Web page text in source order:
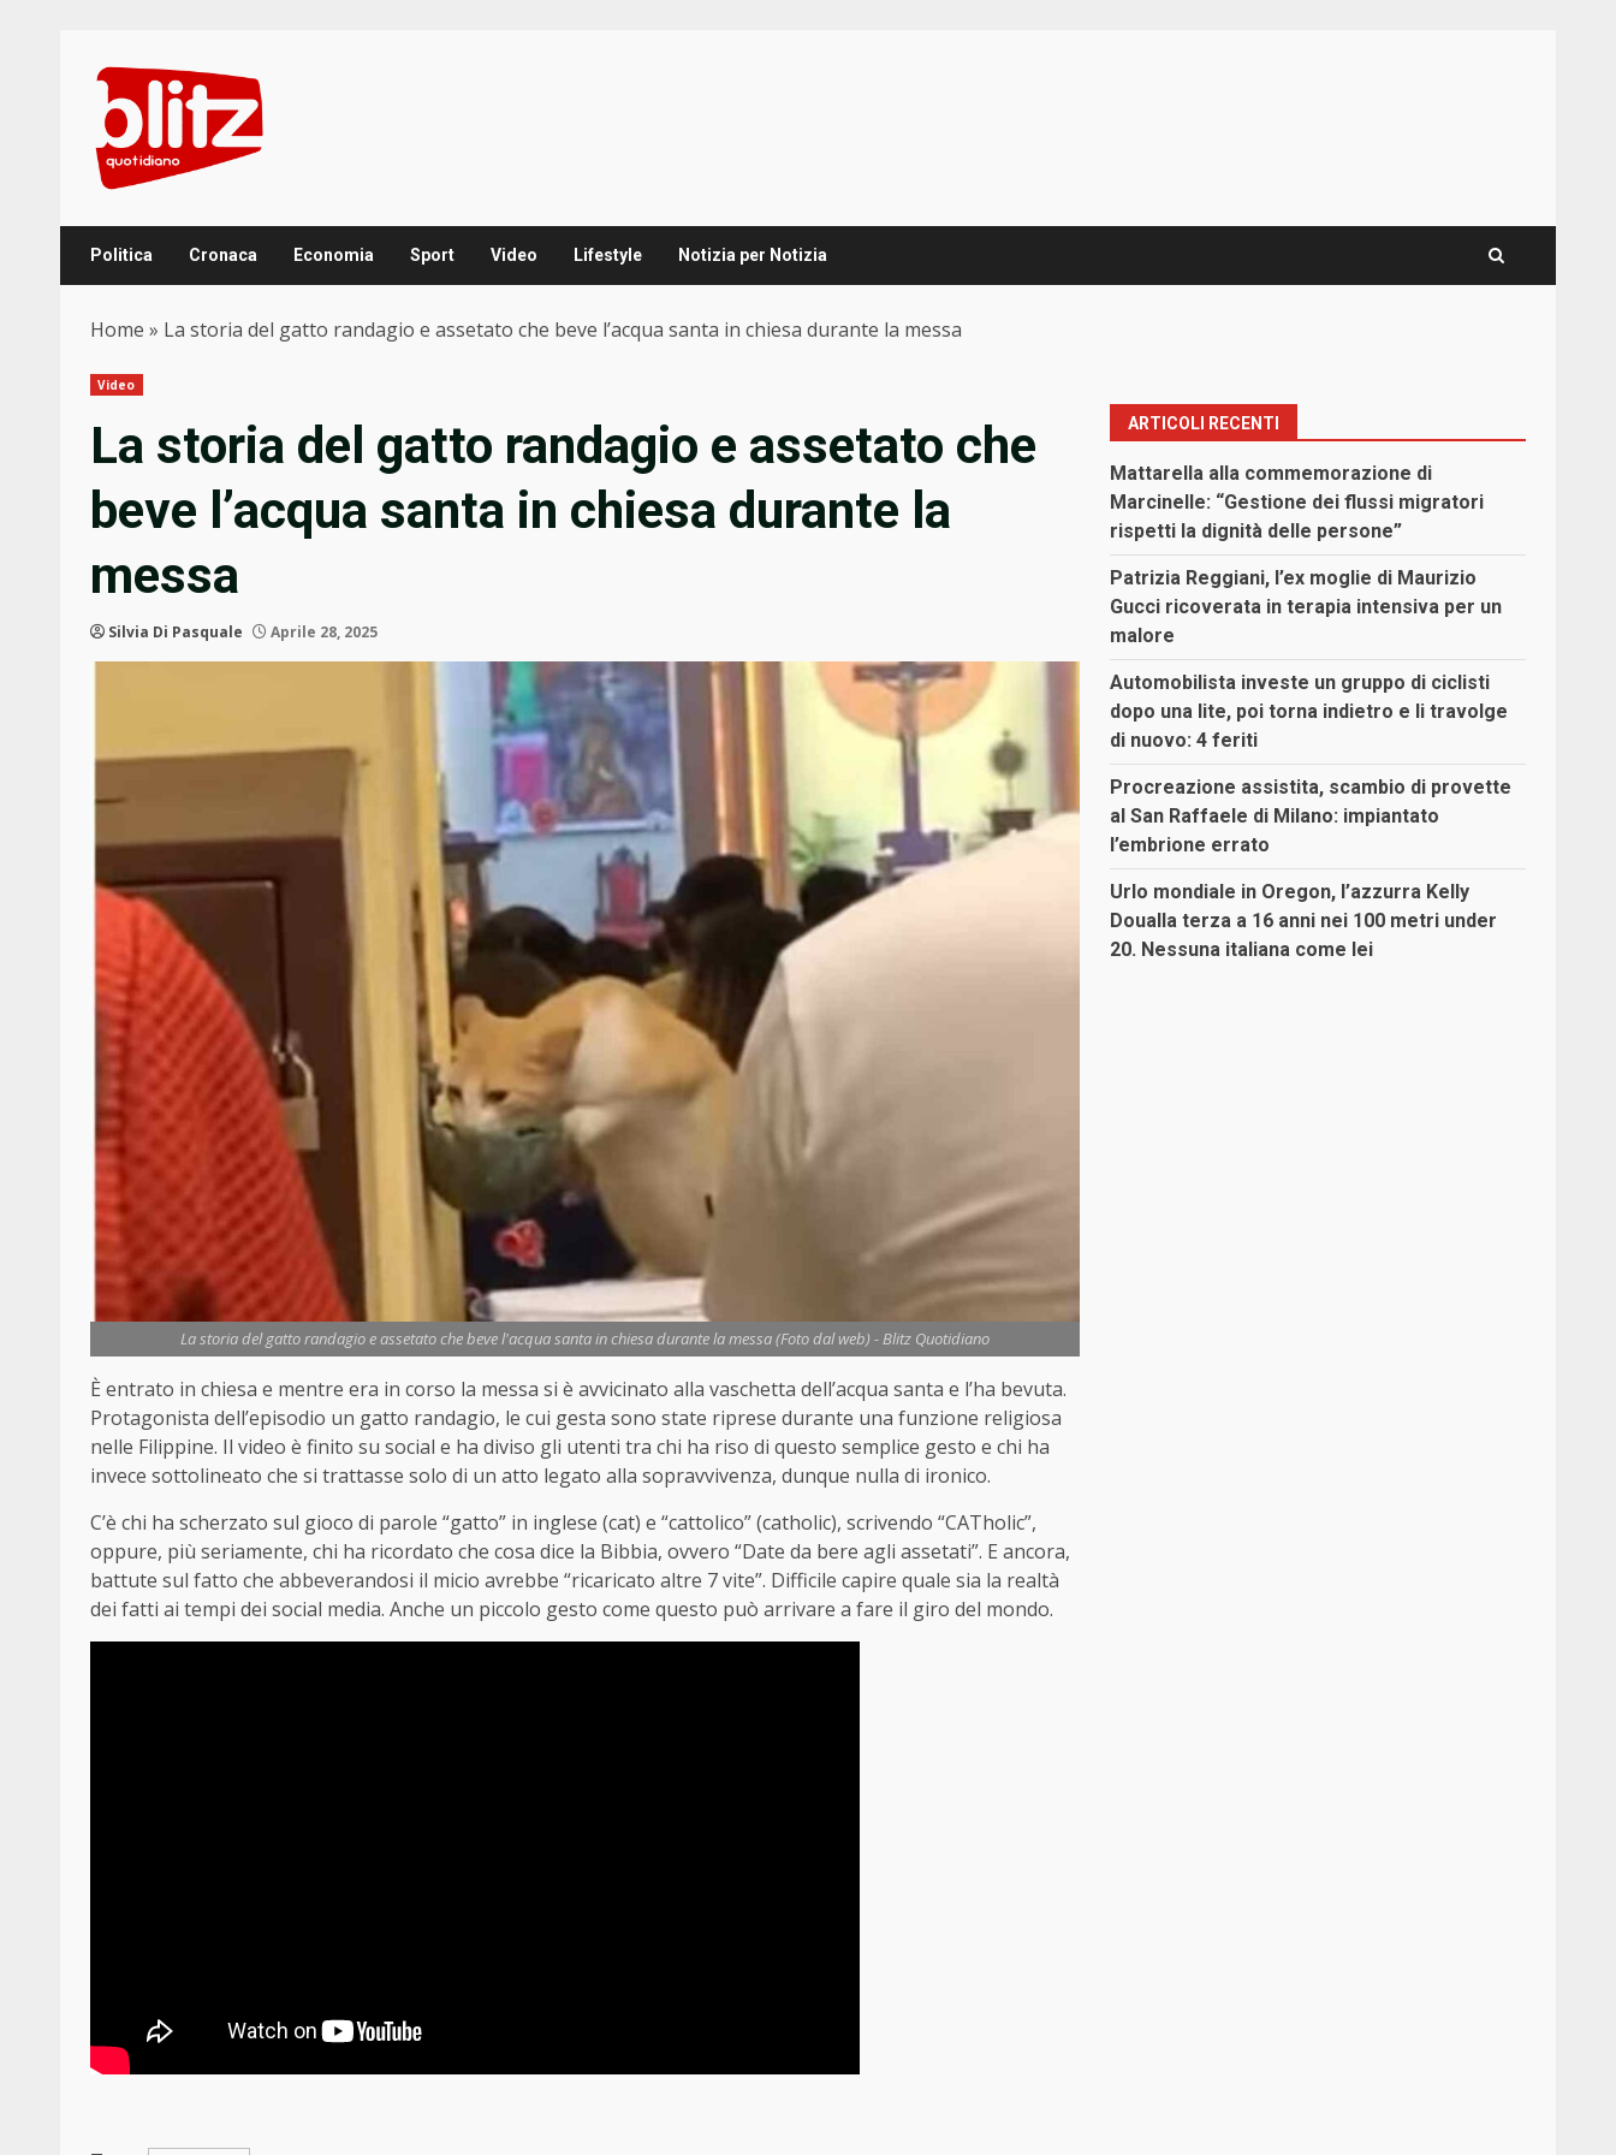
content
Politica Cronaca Economia Sport Video Lifestyle Notizia per Notizia
Home » La storia del gatto randagio e assetato che beve l’acqua santa in chiesa durante la messa
Video
La storia del gatto randagio e assetato che
beve l’acqua santa in chiesa durante la
messa
Silvia Di Pasquale Aprile 28, 2025
La storia del gatto randagio e assetato che beve l'acqua santa in chiesa durante la messa (Foto dal web) - Blitz Quotidiano
È entrato in chiesa e mentre era in corso la messa si è avvicinato alla vaschetta dell’acqua santa e l’ha bevuta.
Protagonista dell’episodio un gatto randagio, le cui gesta sono state riprese durante una funzione religiosa
nelle Filippine. Il video è finito su social e ha diviso gli utenti tra chi ha riso di questo semplice gesto e chi ha
invece sottolineato che si trattasse solo di un atto legato alla sopravvivenza, dunque nulla di ironico.
C’è chi ha scherzato sul gioco di parole “gatto” in inglese (cat) e “cattolico” (catholic), scrivendo “CATholic”,
oppure, più seriamente, chi ha ricordato che cosa dice la Bibbia, ovvero “Date da bere agli assetati”. E ancora,
battute sul fatto che abbeverandosi il micio avrebbe “ricaricato altre 7 vite”. Difficile capire quale sia la realtà
dei fatti ai tempi dei social media. Anche un piccolo gesto come questo può arrivare a fare il giro del mondo.
ARTICOLI RECENTI
Mattarella alla commemorazione di
Marcinelle: “Gestione dei flussi migratori
rispetti la dignità delle persone”
Patrizia Reggiani, l’ex moglie di Maurizio
Gucci ricoverata in terapia intensiva per un
malore
Automobilista investe un gruppo di ciclisti
dopo una lite, poi torna indietro e li travolge
di nuovo: 4 feriti
Procreazione assistita, scambio di provette
al San Raffaele di Milano: impiantato
l’embrione errato
Urlo mondiale in Oregon, l’azzurra Kelly
Doualla terza a 16 anni nei 100 metri under
20. Nessuna italiana come lei